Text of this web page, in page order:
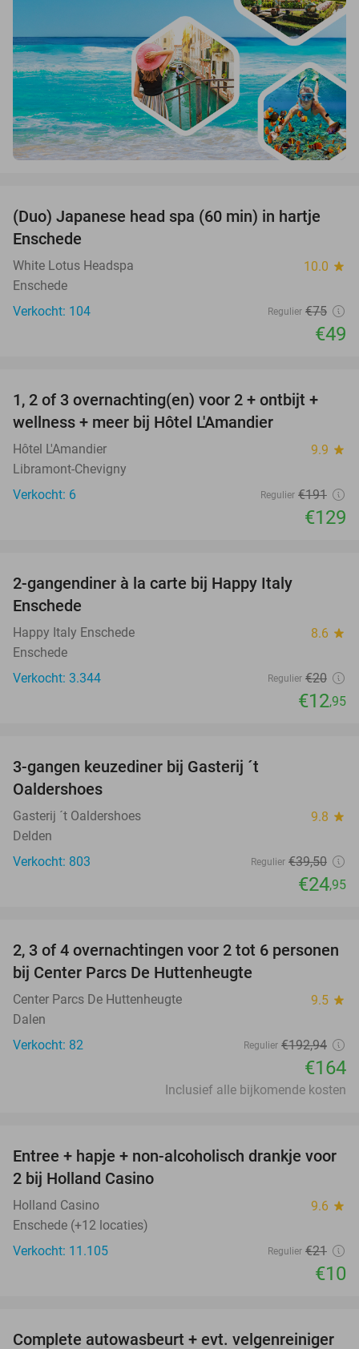
35%
(Duo) Japanese head spa (60 min) in hartje
Enschede
White Lotus Headspa 10.0 star
Enschede
Verkocht: 104
Regulier €75
€49
32%
TODAY
1, 2 of 3 overnachting(en) voor 2 + ontbijt +
wellness + meer bij Hôtel L'Amandier
Hôtel L'Amandier 9.9 star
Libramont-Chevigny
Verkocht: 6
Regulier €191
€129
2-gangendiner à la carte bij Happy Italy
Enschede
Happy Italy Enschede 8.6 star
Enschede
Verkocht: 3.344
Regulier €20
€12,95
3-gangen keuzediner bij Gasterij ´t
Oaldershoes
Gasterij ´t Oaldershoes 9.8 star
Delden
Verkocht: 803
Regulier €39,50
€24,95
15%
2, 3 of 4 overnachtingen voor 2 tot 6 personen
bij Center Parcs De Huttenheugte
Center Parcs De Huttenheugte 9.5 star
Dalen
Verkocht: 82
Regulier €192,94
€164
Inclusief alle bijkomende kosten
52%
Entree + hapje + non-alcoholisch drankje voor
2 bij Holland Casino
Holland Casino 9.6 star
Enschede (+12 locaties)
Verkocht: 11.105
Regulier €21
€10
Complete autowasbeurt + evt. velgenreiniger